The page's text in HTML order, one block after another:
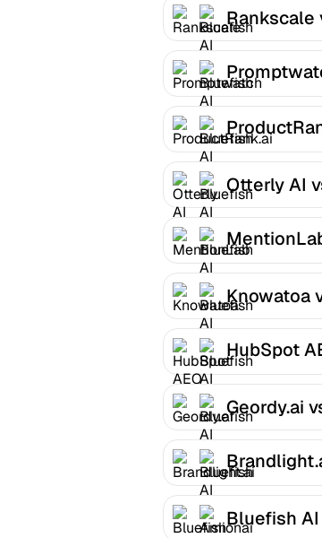
Rankscale
AI
Bluefish AI
Otterly AI
AI
Knowatoa
HubSpot
AI
Geordy.ai
AI
Bluefish